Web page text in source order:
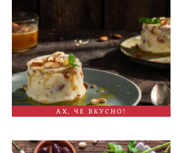
АХ, ЧЕ ВКУСНО!